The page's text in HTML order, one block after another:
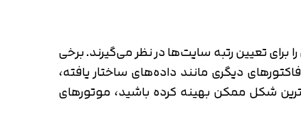
برای تعیین رتبه سایت‌ها در نظر می‌گیرند. برخی
دیگری مانند داده‌های ساختار یافته،
شکل ممکن بهینه کرده باشید، موتورهای